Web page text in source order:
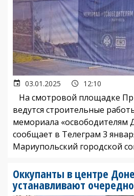
03.01.2025 12:10
На смотровой площадке
ведутся строительные
мемориала «освободителям
сообщает в Телеграм 3
Мариупольский городской
Оккупанты в центре
устанавливают